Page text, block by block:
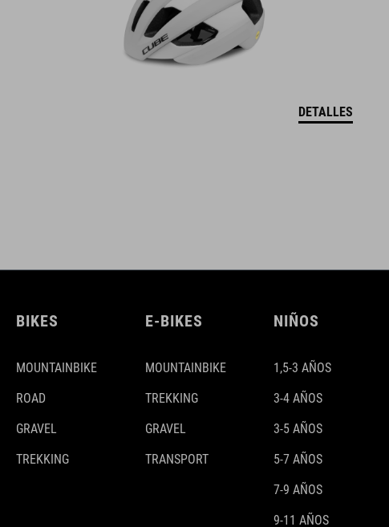
DETALLES
BIKES
MOUNTAINBIKE
ROAD
GRAVEL
TREKKING
E-BIKES
MOUNTAINBIKE
TREKKING
GRAVEL
TRANSPORT
NIÑOS
1,5-3 AÑOS
3-4 AÑOS
3-5 AÑOS
5-7 AÑOS
7-9 AÑOS
9-11 AÑOS